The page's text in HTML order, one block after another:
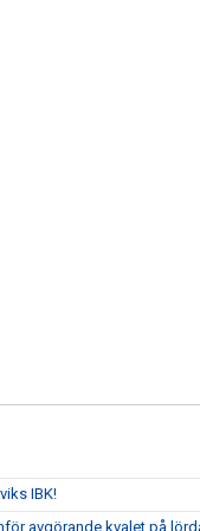
IBK!
avgörande kvalet på